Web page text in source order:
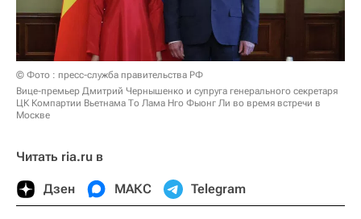
© Фото : пресс-служба правительства РФ
Вице-премьер Дмитрий Чернышенко и супруга генерального секретаря
ЦК Компартии Вьетнама То Лама Нго Фыонг Ли во время встречи в
Москве
Читать ria.ru в
Дзен МАКС Telegram